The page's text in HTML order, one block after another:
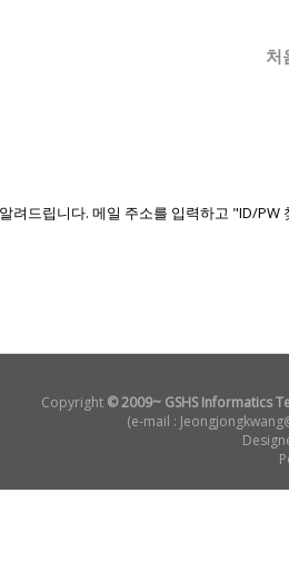
처
려드립니다. 메일 주소를 입력하고 "ID/PW
Copyright © 2009~ GSHS Informatics
(e-mail :